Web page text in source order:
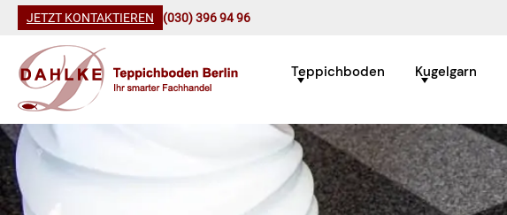
JETZT KONTAKTIEREN (030) 396 94 96
Teppichboden Kugelgarn